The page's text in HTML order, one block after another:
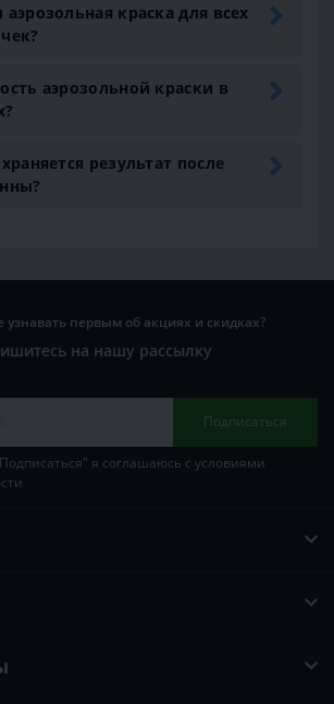
краска для всех
аэрозольной краски в
результат после
узнавать первым об акциях и скидках?
на нашу рассылку
Подписаться
я соглашаюсь с условиями